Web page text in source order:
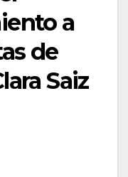
a
de
Saiz